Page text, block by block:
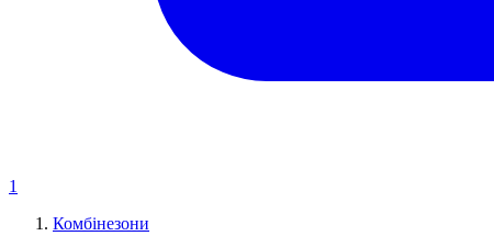
1
Комбінезони